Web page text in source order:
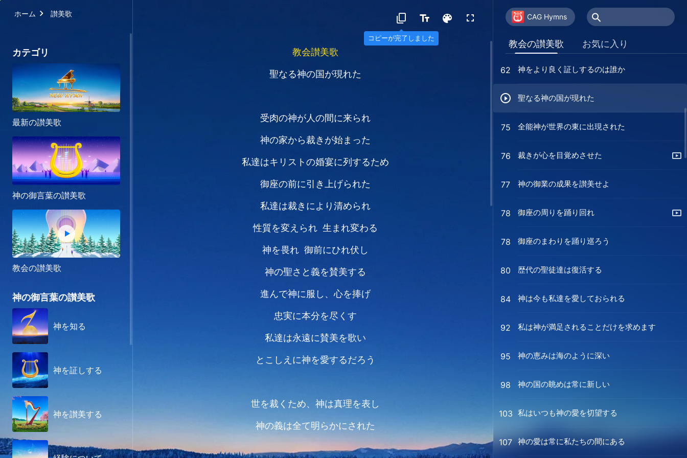
ホーム 讃美歌
コピーが完了しました
カテゴリ
最新の讃美歌
神の御言葉の讃美歌
教会の讃美歌
神の御言葉の讃美歌
神を知る
神を証しする
神を讃美する
教会讃美歌
聖なる神の国が現れた
受肉の神が人の間に来られ
神の家から裁きが始まった
私達はキリストの婚宴に列するため
御座の前に引き上げられた
私達は裁きにより清められ
性質を変えられ 生まれ変わる
神を畏れ 御前にひれ伏し
神の聖さと義を賛美する
進んで神に服し、心を捧げ
忠実に本分を尽くす
私達は永遠に賛美を歌い
とこしえに神を愛するだろう
世を裁くため、神は真理を表し
神の義は全て明らかにされた
神に逆らう邪悪な勢力は
CAG Hymns
教会の讃美歌 お気に入り
56 宇宙は神様への賛美で鳴り響く
58 立ち上がって神のために踊れ
62 神をより良く証しするのは誰か
聖なる神の国が現れた
75 全能神が世界の東に出現された
76 裁きが心を目覚めさせた
77 神の御業の成果を讃美せよ
78 御座の周りを踊り回れ
78 御座のまわりを踊り巡ろう
80 歴代の聖徒達は復活する
84 神は今も私達を愛しておられる
92 私は神が満足されることだけを求めます
95 神の恵みは海のように深い
98 神の国の眺めは常に新しい
103 私はいつも神の愛を切望する
107 神の愛は常に私たちの間にある